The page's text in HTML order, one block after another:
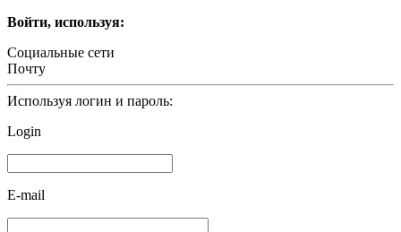
Войти, используя:
Социальные сети
Почту
Используя логин и пароль:
Login
E-mail